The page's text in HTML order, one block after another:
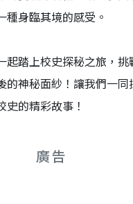
種身臨其境的感受。
起踏上校史探秘之旅，挑
的神秘面紗！讓我們一同
史的精彩故事！
廣告